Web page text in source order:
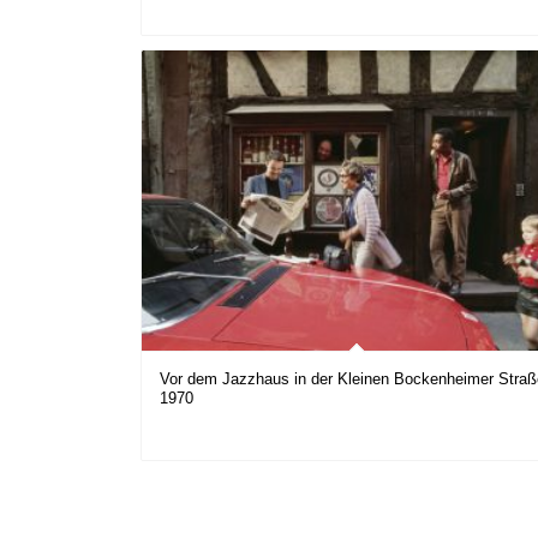
Vor dem Jazzhaus in der Kleinen Bockenheimer
1970